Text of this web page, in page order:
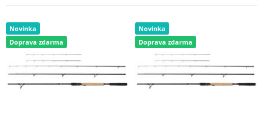
Novinka
Doprava zdarma
Novinka
Doprava zdarma